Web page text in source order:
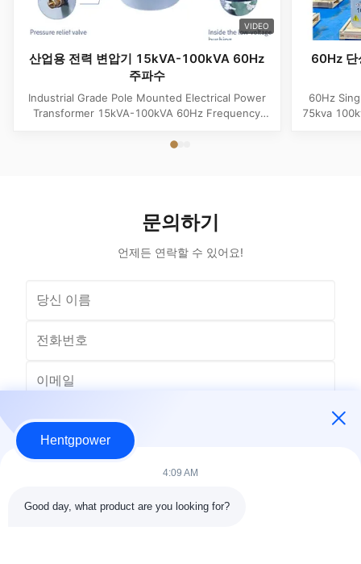
VIDEO
산업용 전력 변압기 15kVA-100kVA 60Hz
주파수
Industrial Grade Pole Mounted Electrical Power
Transformer 15kVA-100kVA 60Hz Frequency
Frequency 60Hz Phase Single Phase Application
60Hz
60Hz
75kva
문의하기
언제든 연락할 수 있어요!
Hentgpower
4:09 AM
Good day, what product are you looking for?